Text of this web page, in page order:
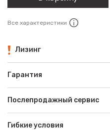
Все характеристики
Лизинг
Гарантия
Послепродажный сервис
Гибкие условия